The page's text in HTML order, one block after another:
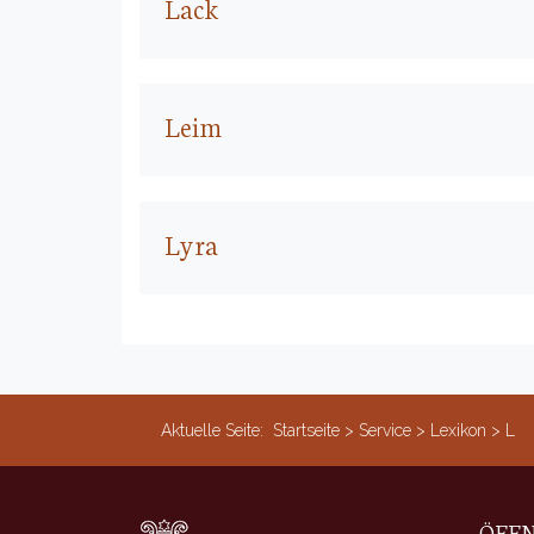
Lack
Leim
Lyra
Aktuelle Seite: Startseite > Service > Lexikon >